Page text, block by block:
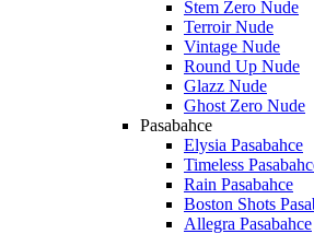
Stem Zero Nude
Terroir Nude
Vintage Nude
Round Up Nude
Glazz Nude
Ghost Zero Nude
Pasabahce
Elysia Pasabahce
Timeless
Rain Pasabahce
Boston Shots
Allegra Pasabahce